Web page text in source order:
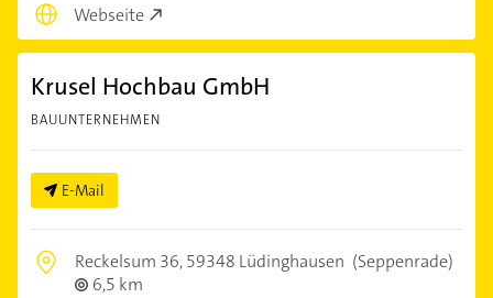
Webseite
Krusel Hochbau GmbH
BAUUNTERNEHMEN
E-Mail
Reckelsum 36,59348 Lüdinghausen (Seppenrade)
6,5 km